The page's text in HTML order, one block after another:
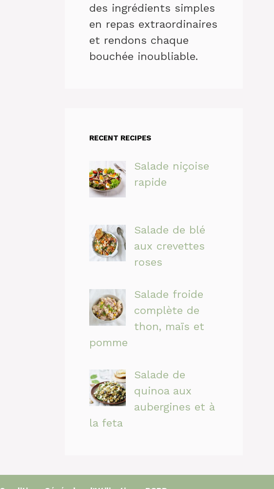
des ingrédients simples
en repas extraordinaires
et rendons chaque
bouchée inoubliable.
RECENT RECIPES
Salade niçoise
rapide
Salade de blé
aux crevettes
roses
Salade froide
complète de
thon, maïs et
pomme
Salade de
quinoa aux
aubergines et à
la feta